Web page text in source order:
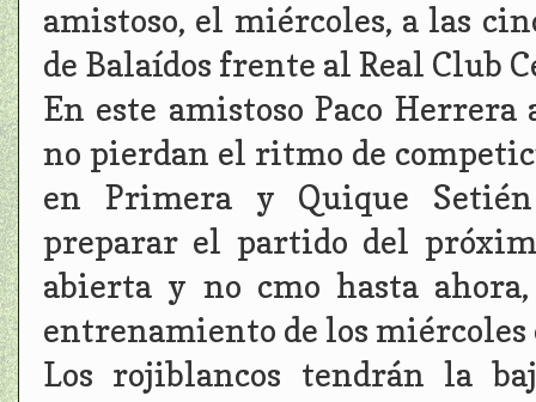
amistoso, el miércoles, a las
de Balaídos frente al Real Club
En este amistoso Paco Herrera
no pierdan el ritmo de
en Primera y Quique
preparar el partido del
abierta y no cmo hasta
entrenamiento de los miércoles
Los rojiblancos tendrán la